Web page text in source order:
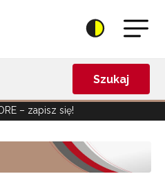
Szukaj
– zapisz się!